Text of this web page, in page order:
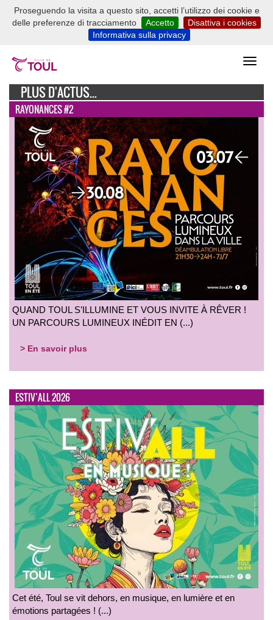
Proseguendo la visita a questo sito, accetti l’utilizzo dei cookie e
delle preferenze di tracciamento
Accetto
Disattiva i cookies
Informativa sulla privacy
PLUS D'ACTUS...
RAYONANCES #2
QUAND TOUL S’ILLUMINE ET VOUS INVITE À RÊVER !
UN PARCOURS LUMINEUX INÉDIT EN (...)
> En savoir plus
ESTIV’ALL 2026
Cet été, Toul se vit dehors, en musique, en lumière et en
émotions partagées ! (...)